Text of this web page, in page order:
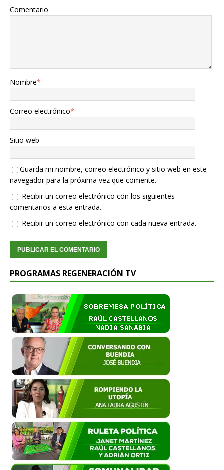
Comentario
Nombre*
Correo electrónico*
Sitio web
Guarda mi nombre, correo electrónico y sitio web en este
navegador para la próxima vez que comente.
Recibir un correo electrónico con los siguientes
comentarios a esta entrada.
Recibir un correo electrónico con cada nueva entrada.
PROGRAMAS REGENERACIÓN TV